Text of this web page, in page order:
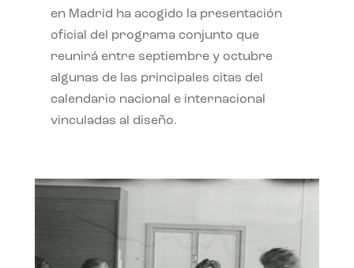
en Madrid ha acogido la presentación
oficial del programa conjunto que
reunirá entre septiembre y octubre
algunas de las principales citas del
calendario nacional e internacional
vinculadas al diseño.